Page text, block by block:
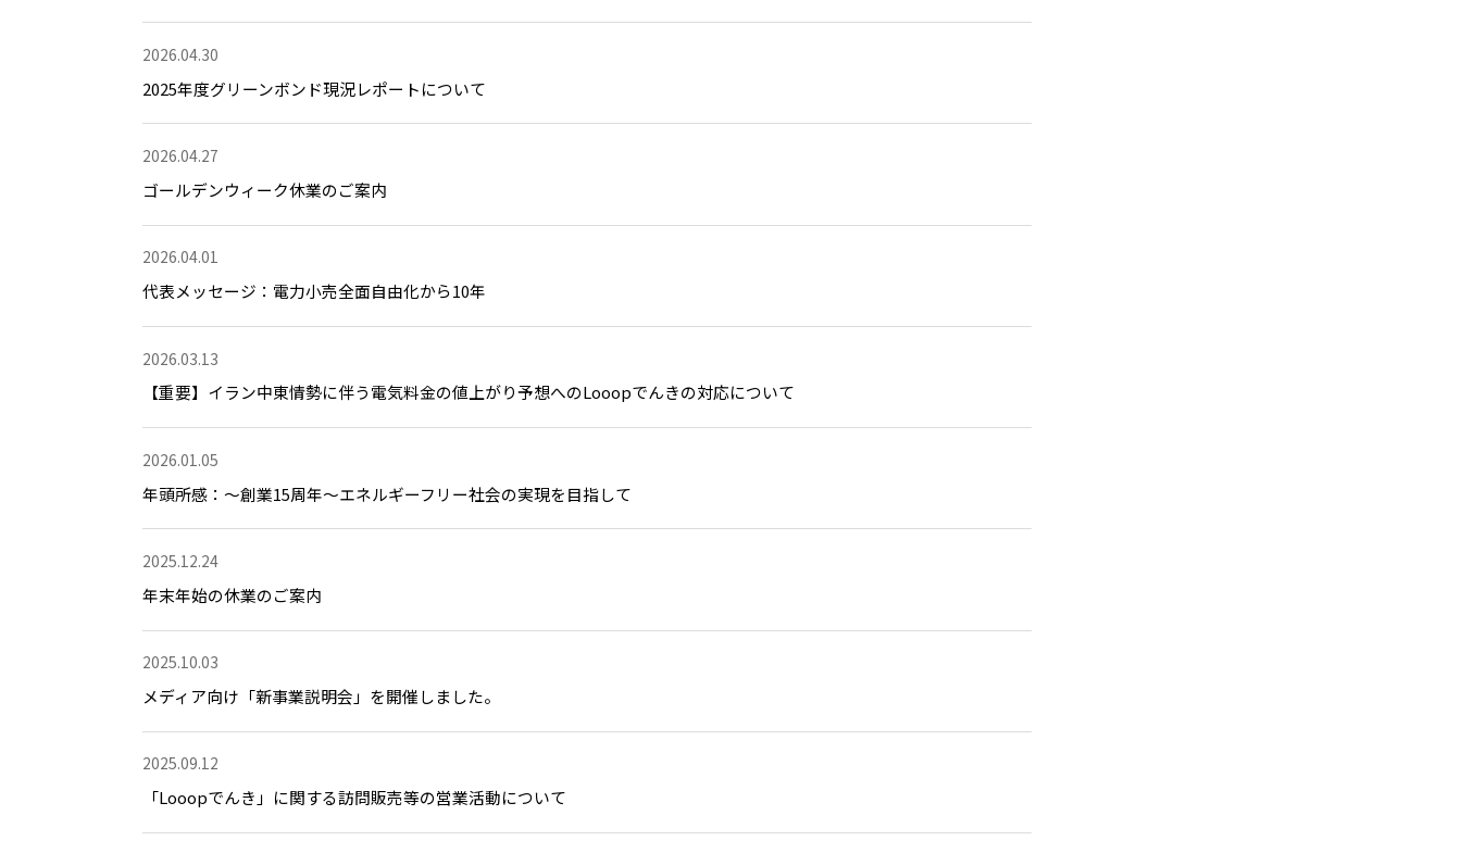
2026.04.30
2025年度グリーンボンド現況レポートについて
2026.04.27
ゴールデンウィーク休業のご案内
2026.04.01
代表メッセージ：電力小売全面自由化から10年
2026.03.13
【重要】イラン中東情勢に伴う電気料金の値上がり予想へのLooopでんきの対応について
2026.01.05
年頭所感：～創業15周年～エネルギーフリー社会の実現を目指して
2025.12.24
年末年始の休業のご案内
2025.10.03
メディア向け「新事業説明会」を開催しました。
2025.09.12
「Looopでんき」に関する訪問販売等の営業活動について